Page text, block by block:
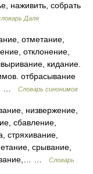
наживить, собрать
Даля
отметание,
отклонение,
кидание.
отбрасывание
…
Словарь синонимов
низвержение,
сбавление,
стряхивание,
срывание,
…
Словарь